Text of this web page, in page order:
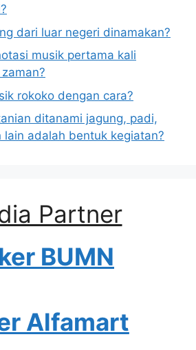
dari luar negeri dinamakan?
musik pertama kali
rokoko dengan cara?
ditanami jagung, padi,
lain adalah bentuk kegiatan?
Partner
BUMN
Alfamart